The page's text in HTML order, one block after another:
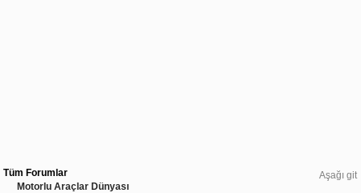
Aşağı git
Tüm Forumlar
Motorlu Araçlar Dünyası